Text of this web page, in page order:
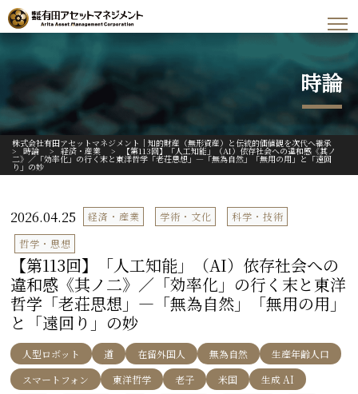
時論
株式会社有田アセットマネジメント｜知的財産（無形資産）と伝統的価値観を次代へ継承
> 時論 > 経済・産業 > 【第113回】「人工知能」（AI）依存社会への違和感《其ノ
二》／「効率化」の行く末と東洋哲学「老荘思想」―「無為自然」「無用の用」と「遠回
り」の妙
2026.04.25 経済・産業 学術・文化
科学・技術
哲学・思想
【第113回】「人工知能」（AI）依存社会への
違和感《其ノ二》／「効率化」の行く末と東洋
哲学「老荘思想」―「無為自然」「無用の用」
と「遠回り」の妙
人型ロボット 道 在留外国人 無為自然
生産年齢人口
スマートフォン
東洋哲学 老子 米国
生成 AI